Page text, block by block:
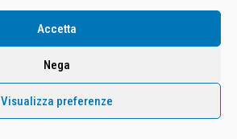
Accetta
Nega
Visualizza preferenze